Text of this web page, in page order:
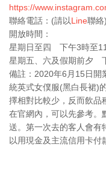
https://
聯絡電話：(請以Line聯絡)
開放時間：
星期日至四 下午3時至
星期五、六及假期前夕
備註：2020年6月15日開
統英式女僕服(黑白長裙)
擇相對比較少，反而飲品
在官網內，可以先參考。
送。第一次去的客人會有
以用現金及主流信用卡付